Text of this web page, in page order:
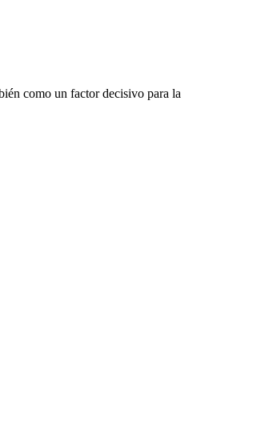
como un factor decisivo para la